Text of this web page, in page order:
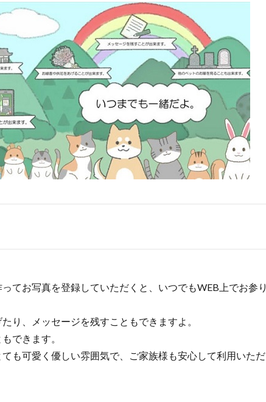
てお写真を登録していただくと、いつでもWEB上でお参り
り、メッセージを残すこともできますよ。
できます。
も可愛く優しい雰囲気で、ご家族様も安心して利用いただ